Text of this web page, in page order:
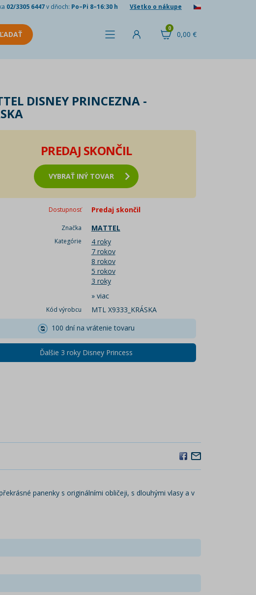
02/3305 6447v dňoch: Po–Pi 8–16:30 h Všetko o nákupe
0,00 €
0
DISNEY PRINCEZNA -
PREDAJ SKONČIL
VYBRAŤ INÝ TOVAR
Dostupnosť Predaj skončil
Značka MATTEL
Kategórie
4 roky
7 rokov
8 rokov
5 rokov
3 roky
» viac
Kód výrobcu
MTL X9333_KRÁSKA
100 dní na vrátenie tovaru
Ďalšie 3 roky Disney Princess
panenky s originálními obličeji, s dlouhými vlasy a v